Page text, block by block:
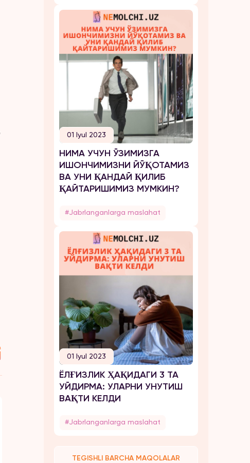
01 Iyul 2023
НИМА УЧУН ЎЗИМИЗГА
ИШОНЧИМИЗНИ ЙЎҚОТАМИЗ
ВА УНИ ҚАНДАЙ ҚИЛИБ
ҚАЙТАРИШИМИЗ МУМКИН?
#Jabrlanganlarga maslahat
01 Iyul 2023
ЁЛҒИЗЛИК ҲАҚИДАГИ 3 ТА
УЙДИРМА: УЛАРНИ УНУТИШ
ВАҚТИ КЕЛДИ
#Jabrlanganlarga maslahat
TEGISHLI BARCHA MAQOLALAR